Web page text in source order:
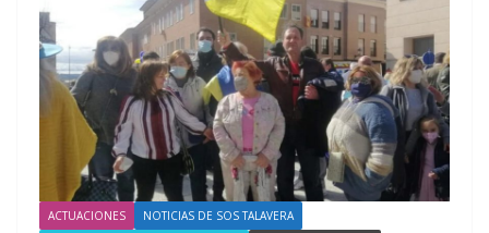
ACTUACIONES
NOTICIAS DE SOS TALAVERA